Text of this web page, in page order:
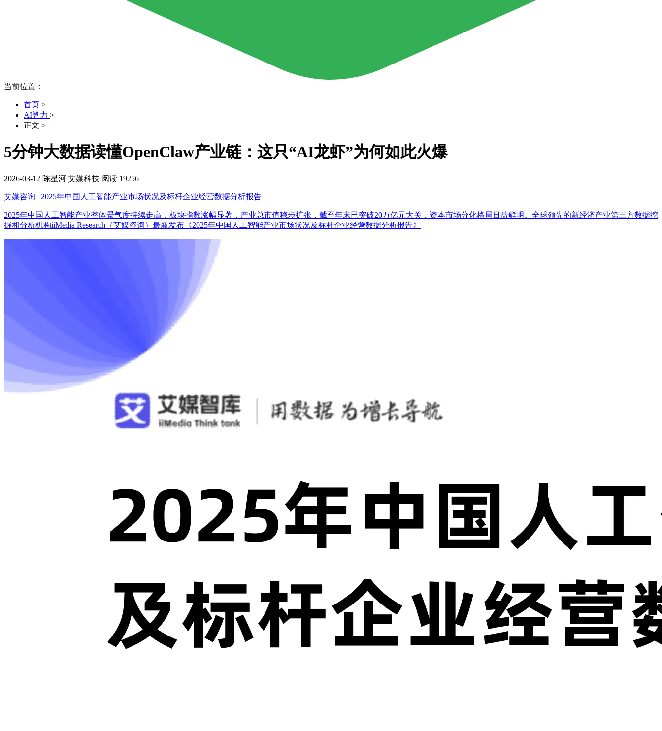
当前位置：
首页 >
AI算力 >
正文 >
5分钟大数据读懂OpenClaw产业链：这只“AI龙虾”为何如此火爆
2026-03-12 陈星河 艾媒科技 阅读 19256
艾媒咨询 | 2025年中国人工智能产业市场状况及标杆企业经营数据分析报告
2025年中国人工智能产业整体景气度持续走高，板块指数涨幅显著，产业总市值稳步扩张，截至年末已突破20万亿元大关，资本市场分化格局日益鲜明。全球领先的新经济产业第三方数据挖
掘和分析机构iiMedia Research（艾媒咨询）最新发布《2025年中国人工智能产业市场状况及标杆企业经营数据分析报告》